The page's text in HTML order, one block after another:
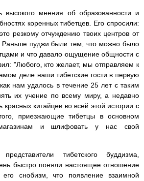
мнения об образованности и
коренных тибетцев. Его спросили:
резкому отчуждению твоих центров от
Раньше пуджи были тем, что можно было
и что давало ощущение общности с
"Любого, кто желает, мы отправляем к
деле наши тибетские гости в первую
нам удалось в течение 25 лет с таким
их учение по всему миру, а недавно
красных китайцев во всей этой истории с
приезжающие тибетцы в основном
и шлифовать у нас свой
тибетского буддизма,
быстро поняли настоящее отношение
снобизм, что появление взаимной